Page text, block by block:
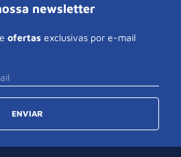
newsletter
e ofertas exclusivas por e-mail
ENVIAR